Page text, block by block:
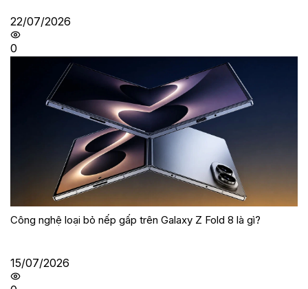
22/07/2026
0
Công nghệ loại bỏ nếp gấp trên Galaxy Z Fold 8 là gì?
15/07/2026